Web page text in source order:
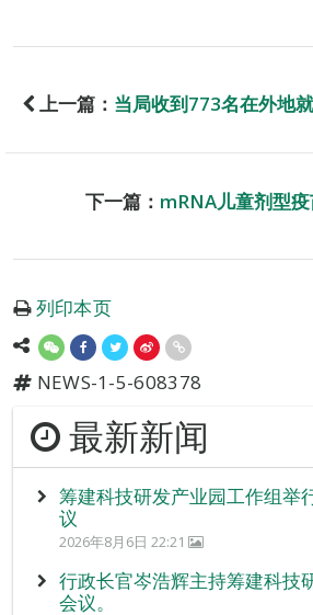
上一篇： 当局收到773名在外地
下一篇： mRNA儿童剂型
列印本页
NEWS-1-5-608378
最新新闻
筹建科技研发产业园工作组举
议
2026年8月6日 22:21
行政长官岑浩辉主持筹建科技
会议。